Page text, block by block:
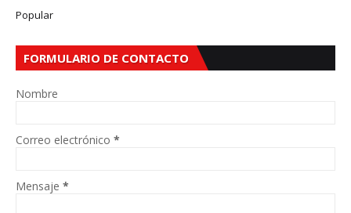
Popular
FORMULARIO DE CONTACTO
Nombre
Correo electrónico *
Mensaje *